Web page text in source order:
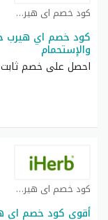
كود خصم اي هيرب كوبون
والإستحمام
احصل على خصم ثابت 15٪ على مشترياتك عند التسوق من
كود خصم اي هيرب كوبون